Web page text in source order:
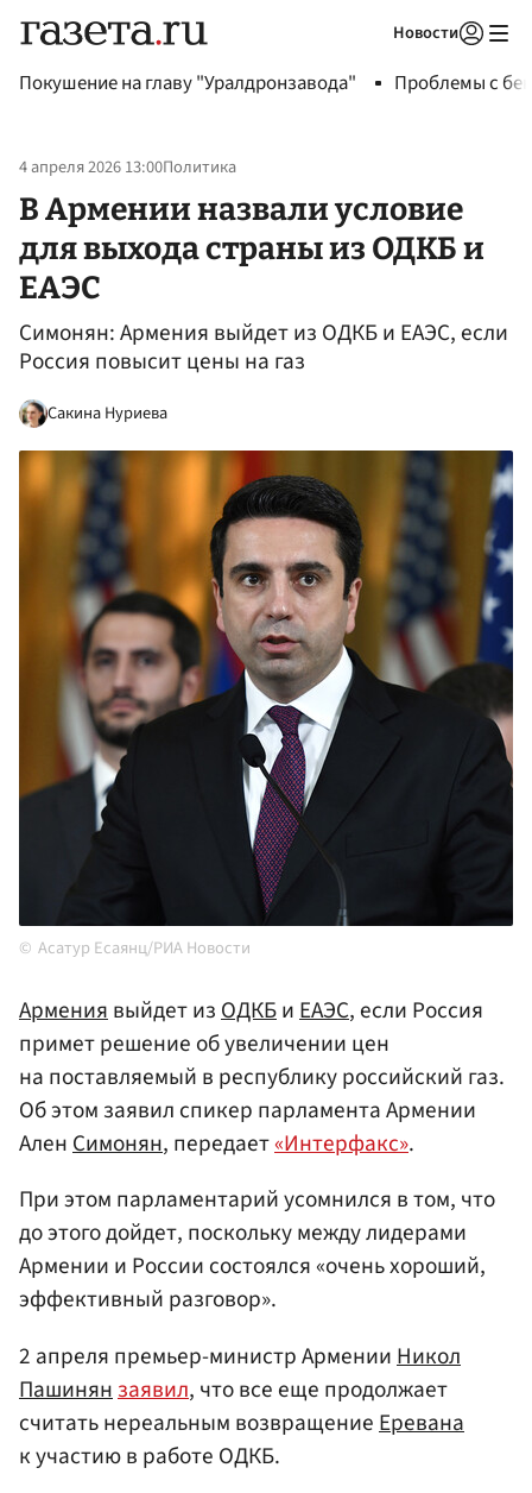
Новости
Покушение на главу "Уралдронзавода" Проблемы с
4 апреля 2026 13:00Политика
В Армении назвали условие
для выхода страны из ОДКБ и
ЕАЭС
Симонян: Армения выйдет из ОДКБ и ЕАЭС, если
Россия повысит цены на газ
Сакина Нуриева
Асатур Есаянц/РИА Новости
Армениявыйдет изОДКБиЕАЭС, если Россия
примет решение об увеличении цен
на поставляемый в республику российский газ.
Об этом заявил спикер парламента Армении
АленСимонян, передает«Интерфакс».
При этом парламентарий усомнился в том, что
до этого дойдет, поскольку между лидерами
Армении и России состоялся «очень хороший,
эффективный разговор».
2 апреля премьер-министр Армении Никол
Пашинян заявил, что все еще продолжает
считать нереальным возвращение Еревана
к участию в работе ОДКБ.